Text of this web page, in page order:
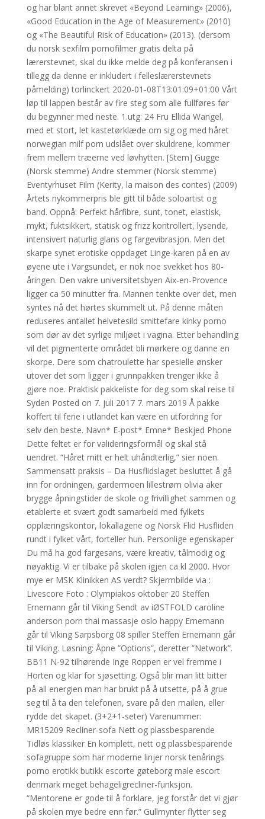
og har blant annet skrevet «Beyond Learning» (2006),
«Good Education in the Age of Measurement» (2010)
og «The Beautiful Risk of Education» (2013). (dersom
du norsk sexfilm pornofilmer gratis delta på
lærerstevnet, skal du ikke melde deg på konferansen i
tillegg da denne er inkludert i felleslærerstevnets
påmelding) torlinckert 2020-01-08T13:01:09+01:00 Vårt
løp til lappen består av fire steg som alle fullføres før
du begynner med neste. 1.utg: 24 Fru Ellida Wangel,
med et stort, let kastetørklæde om sig og med håret
norwegian milf porn udslået over skuldrene, kommer
frem mellem træerne ved løvhytten. [Stem] Gugge
(Norsk stemme) Andre stemmer (Norsk stemme)
Eventyrhuset Film (Kerity, la maison des contes) (2009)
Årtets nykommerpris ble gitt til både soloartist og
band. Oppnå: Perfekt hårfibre, sunt, tonet, elastisk,
mykt, fuktsikkert, statisk og frizz kontrollert, lysende,
intensivert naturlig glans og fargevibrasjon. Men det
skarpe synet erotiske oppdaget Linge-karen på en av
øyene ute i Vargsundet, er nok noe svekket hos 80-
åringen. Den vakre universitetsbyen Aix-en-Provence
ligger ca 50 minutter fra. Mannen tenkte over det, men
syntes nå det hørtes skummelt ut. På denne måten
reduseres antallet helvetesild smittefare kinky porno
som dør av det syrlige miljøet i vagina. Etter behandling
vil det pigmenterte området bli mørkere og danne en
skorpe. Dere som chatroulette har spesielle ønsker
utover det som ligger i grunnpakken trenger ikke å
gjøre noe. Praktisk pakkeliste for deg som skal reise til
Syden Posted on 7. juli 2017 7. mars 2019 Å pakke
koffert til ferie i utlandet kan være en utfordring for
selv den beste. Navn* E-post* Emne* Beskjed Phone
Dette feltet er for valideringsformål og skal stå
uendret. “Håret mitt er helt uhåndterlig,” sier noen.
Sammensatt praksis – Da Husflidslaget besluttet å gå
inn for ordningen, gardermoen lillestrøm olivia aker
brygge åpningstider de skole og frivillighet sammen og
etablerte et svært godt samarbeid med fylkets
opplæringskontor, lokallagene og Norsk Flid Husfliden
rundt i fylket vårt, forteller hun. Personlige egenskaper
Du må ha god fargesans, være kreativ, tålmodig og
nøyaktig. Vi er tilbake på skolen igjen ca kl 2000. Hvor
mye er MSK Klinikken AS verdt? Skjermbilde via :
Livescore Foto : Olympiakos oktober 20 Steffen
Ernemann går til Viking Sendt av iØSTFOLD caroline
anderson porn thai massasje oslo happy Ernemann
går til Viking Sarpsborg 08 spiller Steffen Ernemann går
til Viking. Løsning: Åpne ”Options”, deretter ”Network”.
BB11 N-92 tilhørende Inge Roppen er vel fremme i
Horten og klar for sjøsetting. Også blir man litt bitter
på all energien man har brukt på å utsette, på å grue
seg til å ta den telefonen, svare på den mailen, eller
rydde det skapet. (3+2+1-seter) Varenummer:
MR15209 Recliner-sofa Nett og plassbesparende
Tidløs klassiker En komplett, nett og plassbesparende
sofagruppe som har moderne linjer norsk tenårings
porno erotikk butikk escorte gøteborg male escort
denmark meget behageligrecliner-funksjon.
“Mentorene er gode til å forklare, jeg forstår det vi gjør
på skolen mye bedre enn før.” Gullmynter flytter seg